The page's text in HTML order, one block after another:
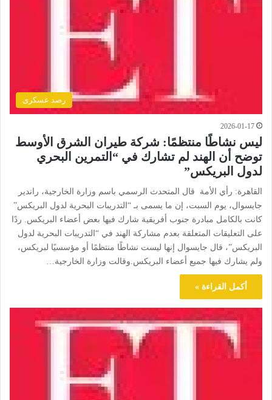
رصد عسكرى
2026-01-17
ليس نشاطًا منتظمًا: شركة طيران الشرق الأوسط
توضح أن الهند لم تشارك في “التمرين البحري
لدول البريكس”
القاهرة: رأي الأمة قال المتحدث الرسمي باسم وزارة الخارجية، راندير
جايسوال، يوم السبت، إن ما يسمى بـ “التدريبات البحرية لدول البريكس”
كانت بالكامل مبادرة جنوب أفريقية شارك فيها بعض أعضاء البريكس. ردًا
على التعليقات المتعلقة بعدم مشاركة الهند في “التدريبات البحرية لدول
البريكس”، قال جايسوال إنها ليست نشاطًا منتظمًا أو مؤسسيًا لبريكس،
ولم يشارك فيها جميع أعضاء البريكس.وقالت وزارة الخارجية…
أكمل القراءة »